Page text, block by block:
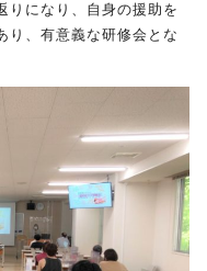
りになり、自身の援助を
り、有意義な研修会とな